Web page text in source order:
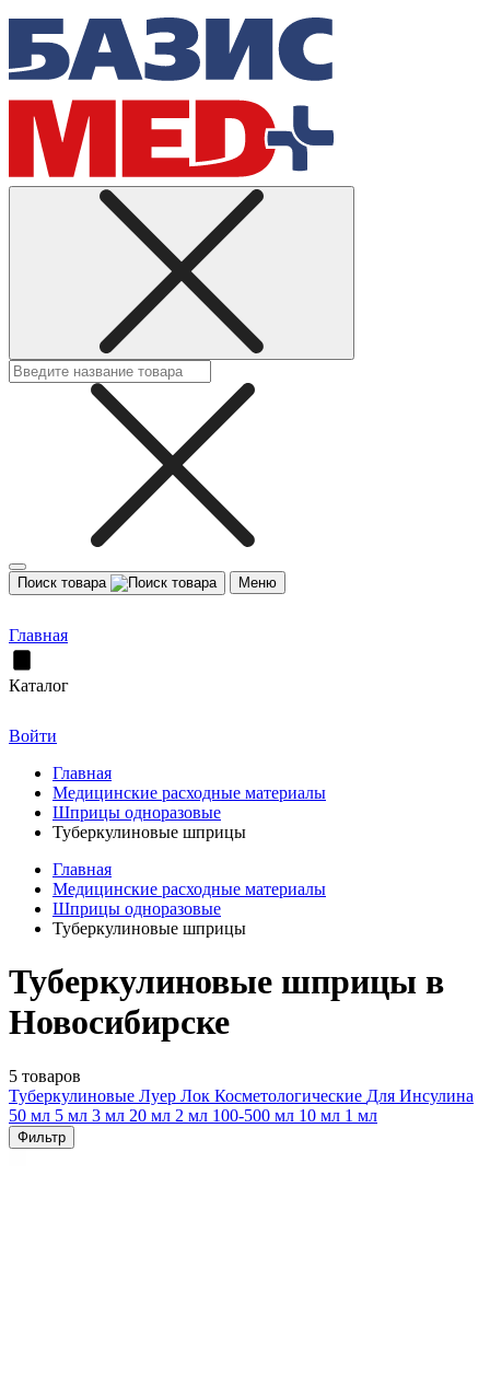
Поиск товара Меню
Главная
Каталог
Войти
Главная
Медицинские расходные материалы
Шприцы одноразовые
Туберкулиновые шприцы
Главная
Медицинские расходные материалы
Шприцы одноразовые
Туберкулиновые шприцы
Туберкулиновые шприцы в
Новосибирске
5 товаров
Туберкулиновые Луер Лок Косметологические Для Инсулина
50 мл 5 мл 3 мл 20 мл 2 мл 100-500 мл 10 мл 1 мл
Фильтр